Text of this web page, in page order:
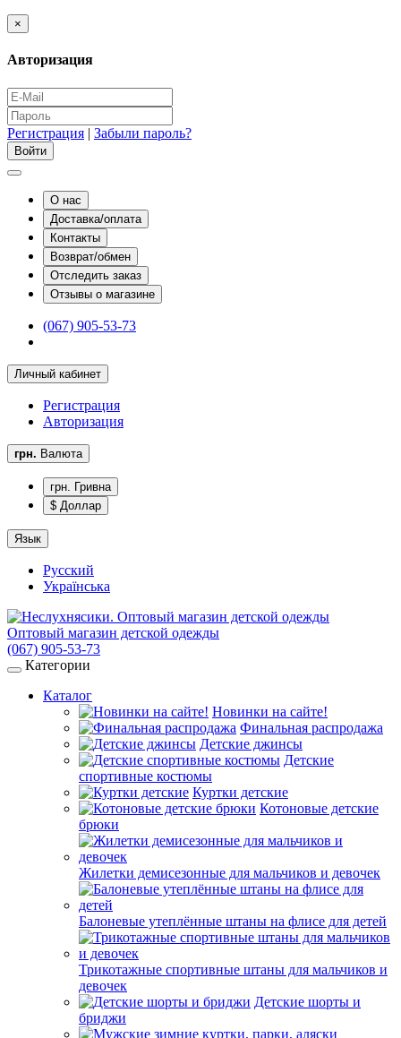
×
Авторизация
Регистрация | Забыли пароль?
О нас
Доставка/оплата
Контакты
Возврат/обмен
Отследить заказ
Отзывы о магазине
(067) 905-53-73
Личный кабинет
Регистрация
Авторизация
грн. Валюта
грн. Гривна
$ Доллар
Язык
Русский
Українська
Оптовый магазин детской одежды
(067) 905-53-73
Категории
Каталог
Новинки на сайте!
Финальная распродажа
Детские джинсы
Детские
спортивные костюмы
Куртки детские
Котоновые детские
брюки
Жилетки демисезонные для мальчиков и девочек
Балоневые утеплённые штаны на флисе для детей
Трикотажные спортивные штаны для мальчиков и
девочек
Детские шорты и
бриджи